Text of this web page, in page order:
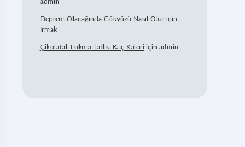
Deprem Olacağında Gökyüzü Nasıl Oluriçin
Irmak
Çikolatalı Lokma Tatlısı Kaç Kalori için admin